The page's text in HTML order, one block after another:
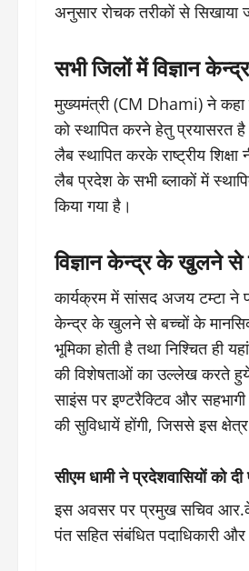
अनुसार रोचक तरीकों से सिखाया
सभी जिलों में विज्ञान
मुख्यमंत्री (CM Dhami) ने कहा
को स्थापित करने हेतु प्रयासरत
लैब स्थापित करके राष्ट्रीय
लैब प्रदेश के सभी ब्लाकों में
किया गया है।
विज्ञान केन्द्र के खुलने से
कार्यक्रम में सांसद अजय टम्टा ने
केन्द्र के खुलने से बच्चों के मानसिक
भूमिका होती है तथा निश्चित ही
की विशेषताओं का उल्लेख करते हुये
साइंस पर इण्टरैक्टिव और सहभागी
की सुविधायें होंगी, जिससे इस
सीएम धामी ने प्रदेशवासियों को
इस अवसर पर प्रमुख सचिव
पंत सहित संबंधित पदाधिकारी